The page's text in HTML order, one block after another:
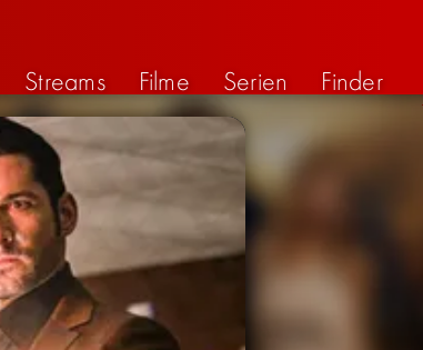
Streams Filme Serien Finder